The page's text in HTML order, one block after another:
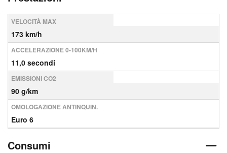
VELOCITÀ MAX
173 km/h
ACCELERAZIONE 0-100KM/H
11,0 secondi
EMISSIONI CO2
90 g/km
OMOLOGAZIONE ANTINQUIN.
Euro 6
Consumi